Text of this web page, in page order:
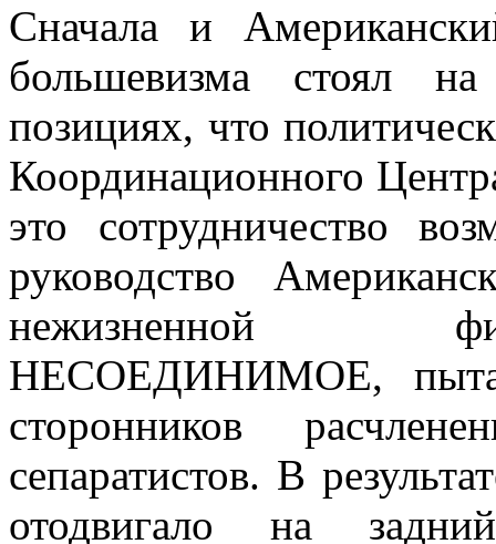
Сначала и
большевизма стоял
позициях, что
Координационного
это сотрудниче­ство
руководство
нежизненной
НЕСОЕДИНИМОЕ,
сторонников
сепаратистов. В
отодвигало на